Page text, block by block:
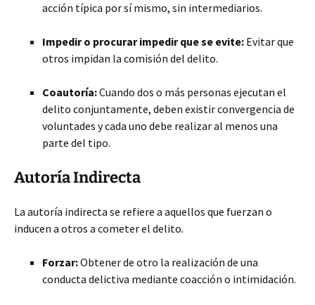
acción típica por sí mismo, sin intermediarios.
Impedir o procurar impedir que se evite: Evitar que
otros impidan la comisión del delito.
Coautoría:Cuando dos o más personas ejecutan el
delito conjuntamente, deben existir convergencia de
voluntades y cada uno debe realizar al menos una
parte del tipo.
Autoría Indirecta
La autoría indirecta se refiere a aquellos que fuerzan o
inducen a otros a cometer el delito.
Forzar:Obtener de otro la realización de una
conducta delictiva mediante coacción o intimidación.